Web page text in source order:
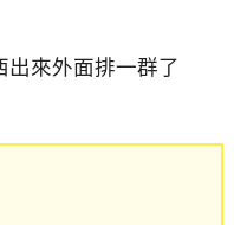
來外面排一群了